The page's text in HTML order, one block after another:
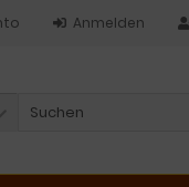
Anmelden